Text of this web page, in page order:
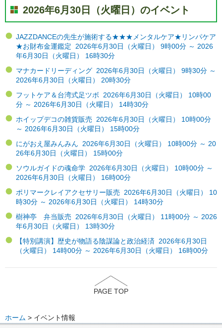
2026年6月30日（火曜日）のイベント
JAZZDANCEの先生が施術する★★★メンタルケア★リンパケア
★お財布金運鑑定 2026年6月30日（火曜日） 9時00分 ～ 2026
年6月30日（火曜日） 16時30分
マナカードリーディング 2026年6月30日（火曜日） 9時30分 ～
2026年6月30日（火曜日） 20時30分
フットケア＆台湾式足ツボ 2026年6月30日（火曜日） 10時00
分 ～ 2026年6月30日（火曜日） 14時30分
ホイップデコの雑貨販売 2026年6月30日（火曜日） 10時00分
～ 2026年6月30日（火曜日） 15時00分
にがおえ屋みんみん 2026年6月30日（火曜日） 10時00分 ～ 20
26年6月30日（火曜日） 15時00分
ソウルガイドの魂命学 2026年6月30日（火曜日） 10時00分 ～
2026年6月30日（火曜日） 16時00分
ポリマークレイアクセサリー販売 2026年6月30日（火曜日） 10
時30分 ～ 2026年6月30日（火曜日） 14時30分
樹神亭 弁当販売 2026年6月30日（火曜日） 11時00分 ～ 2026
年6月30日（火曜日） 13時30分
【特別講演】歴史が物語る陰謀論と政治経済 2026年6月30日
（火曜日） 14時00分 ～ 2026年6月30日（火曜日） 16時00分
PAGE TOP
ホーム > イベント情報